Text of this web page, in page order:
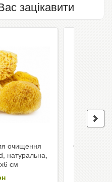
зацікавити
очищення
натуральна,
см
Скраб для